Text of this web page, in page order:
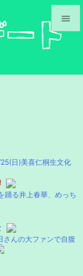




日)美喜仁桐生文化
踊る井上春華、めっち
さんの大ファンで自腹